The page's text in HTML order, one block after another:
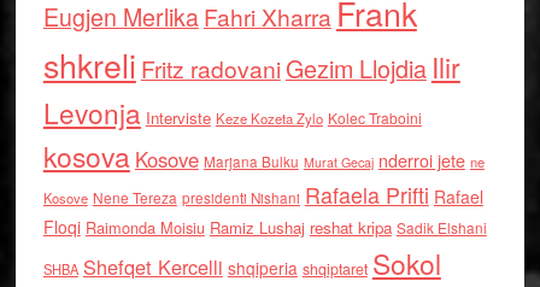
Eugjen MerlikaFahri Xharra Frank
shkreli Fritz radovaniGezim Llojdia Ilir
Levonja Interviste Keze Kozeta Zylo Kolec Traboini
kosova Kosove Marjana Bulku Murat Gecaj nderroi jete ne
Kosove Nene Tereza presidenti Nishani Rafaela Prifti Rafael
Floqi Raimonda Moisiu Ramiz Lushaj reshat kripa Sadik Elshani
SHBA Shefqet Kercelli shqiperia shqiptaret Sokol